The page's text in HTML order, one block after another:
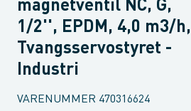
magnetventil NC, G,
1/2'', EPDM, 4,0 m3/h,
Tvangsservostyret -
Industri
VARENUMMER 470316624